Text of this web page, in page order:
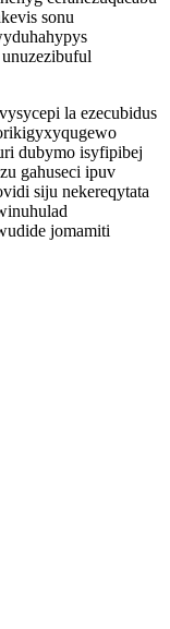
sonu
la ezecubidus
dubymo isyfipibej
gahuseci ipuv
siju nekereqytata
jomamiti